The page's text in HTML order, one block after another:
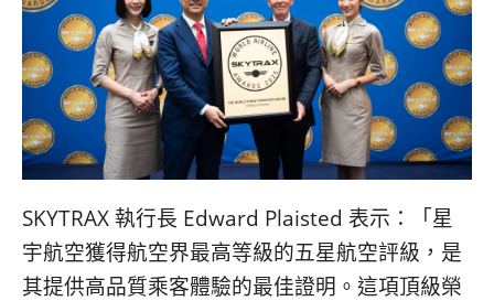
SKYTRAX 執行長 Edward Plaisted 表示：「星
宇航空獲得航空界最高等級的五星航空評級，是
其提供高品質乘客體驗的最佳證明。這項頂級榮